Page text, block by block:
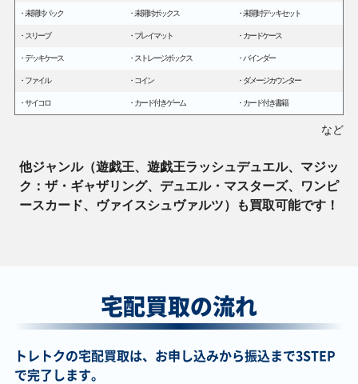
未開封パック 未開封ボックス 未開封デッキセット
スリーブ プレイマット カードケース
デッキケース ストレージボックス バインダー
ファイル コイン ダメージカウンター
サイコロ カード付きゲーム カード付き書籍
など
他ジャンル（遊戯王、遊戯王ラッシュデュエル、マジッ
ク：ザ・ギャザリング、デュエル・マスターズ、ワンピ
ースカード、ヴァイスシュヴァルツ）
も買取可能です！
宅配買取の流れ
トレトクの宅配買取は、お申し込みから振込まで3STEP
で完了します。